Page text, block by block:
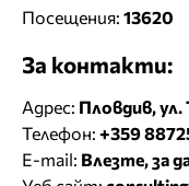
Посещения: 13620
За контакти:
Адрес: Пловдив,
Телефон: +359
E-mail: Влезте, за